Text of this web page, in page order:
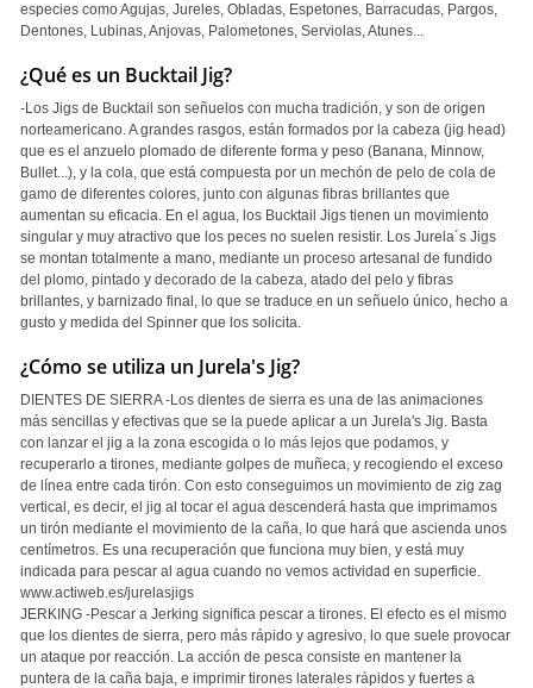
especies como Agujas, Jureles, Obladas, Espetones, Barracudas, Pargos,
Dentones, Lubinas, Anjovas, Palometones, Serviolas, Atunes...
¿Qué es un Bucktail Jig?
-Los Jigs de Bucktail son señuelos con mucha tradición, y son de origen
norteamericano. A grandes rasgos, están formados por la cabeza (jig head)
que es el anzuelo plomado de diferente forma y peso (Banana, Minnow,
Bullet...), y la cola, que está compuesta por un mechón de pelo de cola de
gamo de diferentes colores, junto con algunas fibras brillantes que
aumentan su eficacia. En el agua, los Bucktail Jigs tienen un movimiento
singular y muy atractivo que los peces no suelen resistir. Los Jurela´s Jigs
se montan totalmente a mano, mediante un proceso artesanal de fundido
del plomo, pintado y decorado de la cabeza, atado del pelo y fibras
brillantes, y barnizado final, lo que se traduce en un señuelo único, hecho a
gusto y medida del Spinner que los solicita.
¿Cómo se utiliza un Jurela's Jig?
DIENTES DE SIERRA -Los dientes de sierra es una de las animaciones
más sencillas y efectivas que se la puede aplicar a un Jurela's Jig. Basta
con lanzar el jig a la zona escogida o lo más lejos que podamos, y
recuperarlo a tirones, mediante golpes de muñeca, y recogiendo el exceso
de línea entre cada tirón. Con esto conseguimos un movimiento de zig zag
vertical, es decir, el jig al tocar el agua descenderá hasta que imprimamos
un tirón mediante el movimiento de la caña, lo que hará que ascienda unos
centímetros. Es una recuperación que funciona muy bien, y está muy
indicada para pescar al agua cuando no vemos actividad en superficie.
www.actiweb.es/jurelasjigs
JERKING -Pescar a Jerking significa pescar a tirones. El efecto es el mismo
que los dientes de sierra, pero más rápido y agresivo, lo que suele provocar
un ataque por reacción. La acción de pesca consiste en mantener la
puntera de la caña baja, e imprimir tirones laterales rápidos y fuertes a